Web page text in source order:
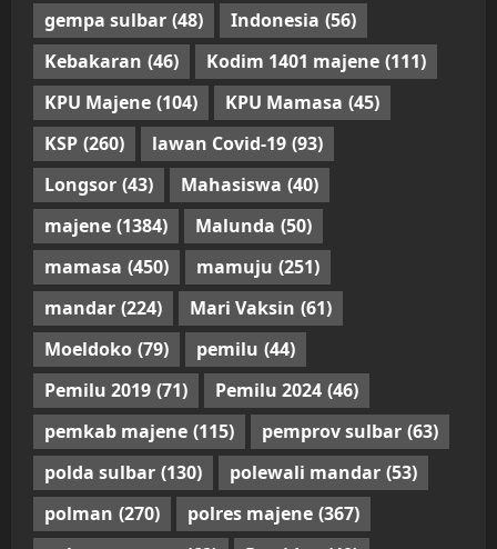
gempa sulbar (48) Indonesia (56)
Kebakaran (46) Kodim 1401 majene (111)
KPU Majene (104) KPU Mamasa (45)
KSP (260) lawan Covid-19 (93)
Longsor (43) Mahasiswa (40)
majene (1384) Malunda (50)
mamasa (450) mamuju (251)
mandar (224) Mari Vaksin (61)
Moeldoko (79) pemilu (44)
Pemilu 2019 (71) Pemilu 2024 (46)
pemkab majene (115) pemprov sulbar (63)
polda sulbar (130) polewali mandar (53)
polman (270) polres majene (367)